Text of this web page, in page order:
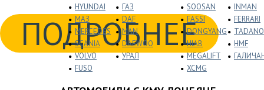
ПОДРОБНЕЕ
HYUNDAI
МАЗ
MERCEDES
SCANIA
VOLVO
FUSO
ГАЗ
DAF
MAN
DAEWOO
УРАЛ
SOOSAN
FASSI
DONGYANG
HIAB
MEGALIFT
XCMG
INMAN
FERRARI
TADANO
HMF